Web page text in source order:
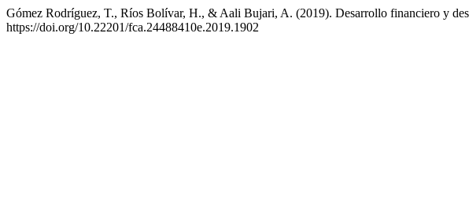
Gómez Rodríguez, T., Ríos Bolívar, H., & Aali Bujari, A. (2019). Desarrollo financiero y
https://doi.org/10.22201/fca.24488410e.2019.1902